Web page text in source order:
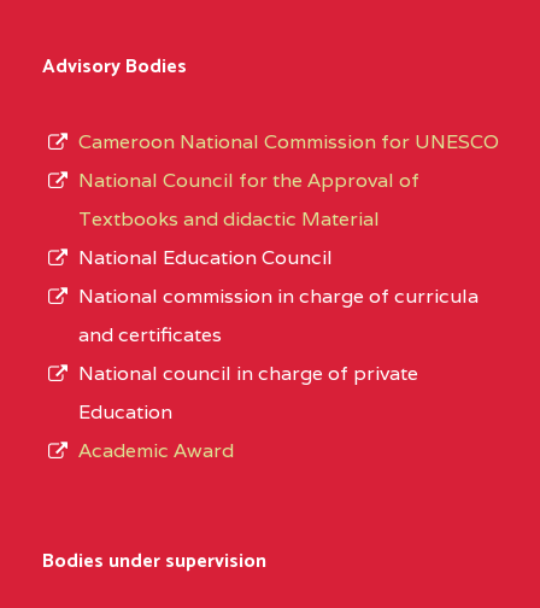
Advisory Bodies
Cameroon National Commission for UNESCO
National Council for the Approval of
Textbooks and didactic Material
National Education Council
National commission in charge of curricula
and certificates
National council in charge of private
Education
Academic Award
Bodies under supervision